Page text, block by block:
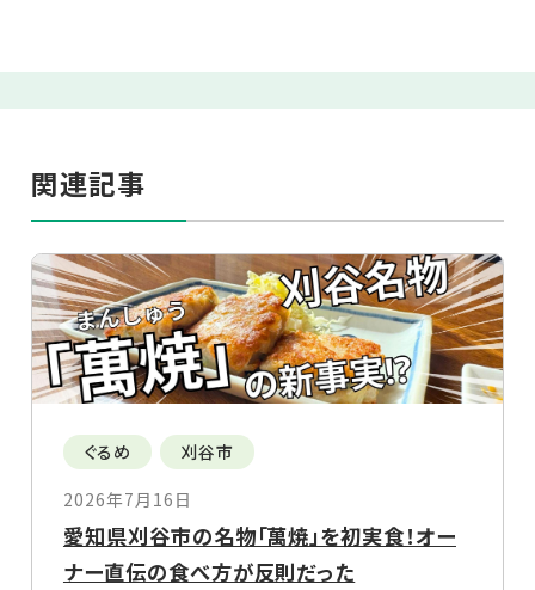
関連記事
ぐるめ
刈谷市
2026年7月16日
愛知県刈谷市の名物「萬焼」を初実食！オー
ナー直伝の食べ方が反則だった